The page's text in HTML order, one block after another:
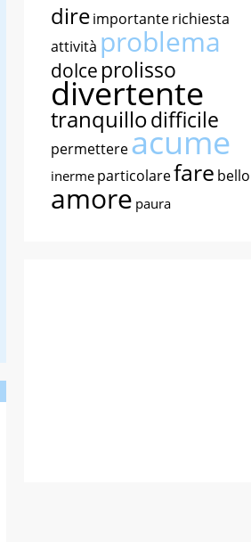
direimportanterichiesta
attività problema
dolce prolisso
divertente
tranquillodifficile
permettereacume
inerme particolarefare bello
amore paura